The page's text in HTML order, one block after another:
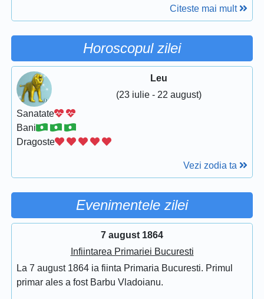
Citeste mai mult
Horoscopul zilei
Leu
(23 iulie - 22 august)
Sanatate
Bani
Dragoste
Vezi zodia ta
Evenimentele zilei
7 august 1864
Infiintarea Primariei Bucuresti
La 7 august 1864 ia fiinta Primaria Bucuresti. Primul
primar ales a fost Barbu Vladoianu.